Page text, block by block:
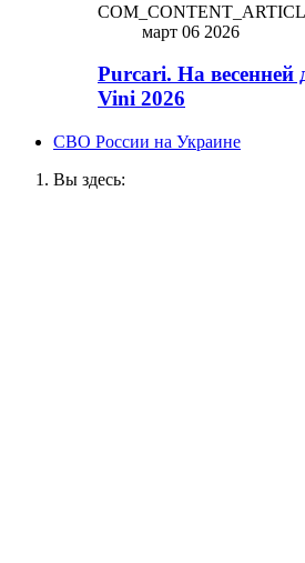
март 06 2026
Purcari. На весенней
Vini 2026
СВО России на Украине
Вы здесь: